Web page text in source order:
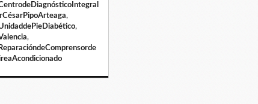
,
,
,